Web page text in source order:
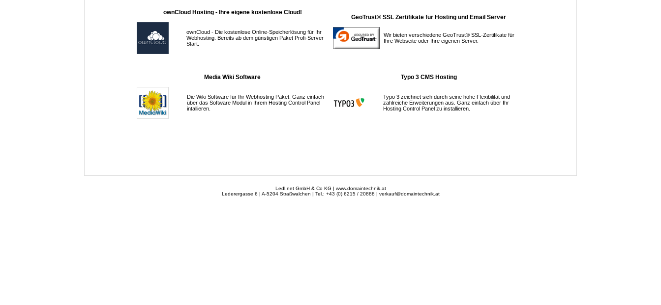
ownCloud Hosting - Ihre eigene kostenlose Cloud!
ownCloud - Die kostenlose Online-Speicherlösung für Ihr
Webhosting. Bereits ab dem günstigen Paket Profi-Server
Start.
GeoTrust® SSL Zertifikate für Hosting und Email Server
Wir bieten verschiedene GeoTrust® SSL-Zertifikate für
Ihre Webseite oder Ihre eigenen Server.
Media Wiki Software
Die Wiki Software für Ihr Webhosting Paket. Ganz einfach
über das Software Modul in Ihrem Hosting Control Panel
intallieren.
Typo 3 CMS Hosting
Typo 3 zeichnet sich durch seine hohe Flexibilität und
zahlreiche Erweiterungen aus. Ganz einfach über Ihr
Hosting Control Panel zu installieren.
Ledl.net GmbH & Co KG | www.domaintechnik.at
Lederergasse 6 | A-5204 Straßwalchen | Tel.: +43 (0) 6215 / 20888 | verkauf@domaintechnik.at